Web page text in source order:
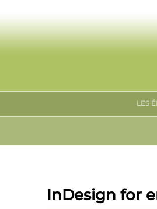
LES
InDesign for